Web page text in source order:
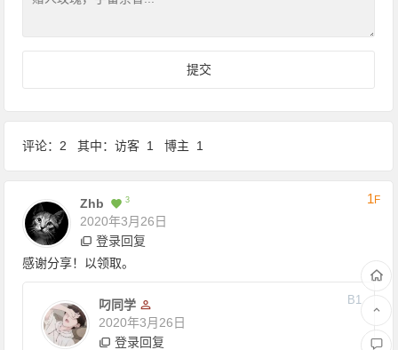
评论：2 其中：访客 1 博主 1
Zhb 3
2020年3月26日
1 F
登录回复
感谢分享！以领取。
叼同学
2020年3月26日
B1
登录回复